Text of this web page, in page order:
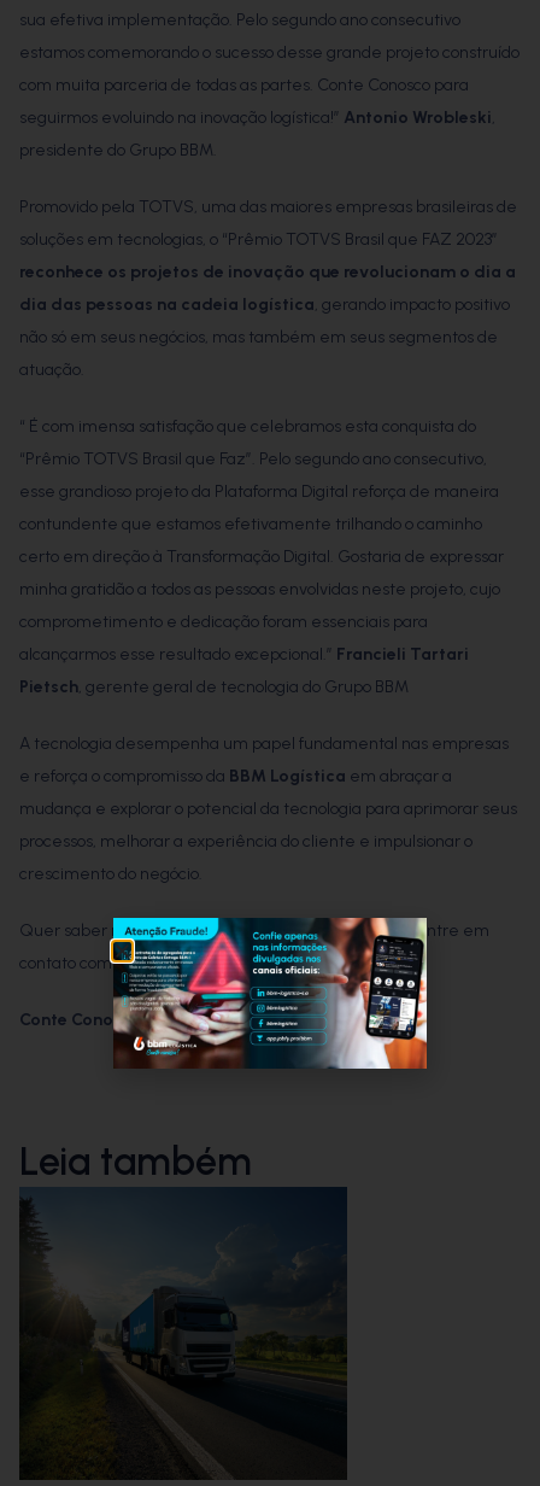
sua efetiva implementação. Pelo segundo ano consecutivo
estamos comemorando o sucesso desse grande projeto construído
com muita parceria de todas as partes. Conte Conosco para
seguirmos evoluindo na inovação logística!” Antonio Wrobleski,
presidente do Grupo BBM.
Promovido pela TOTVS, uma das maiores empresas brasileiras de
soluções em tecnologias, o “Prêmio TOTVS Brasil que FAZ 2023”
reconhece os projetos de inovação que revolucionam o dia a
dia das pessoas na cadeia logística, gerando impacto positivo
não só em seus negócios, mas também em seus segmentos de
atuação.
“ É com imensa satisfação que celebramos esta conquista do
“Prêmio TOTVS Brasil que Faz”. Pelo segundo ano consecutivo,
esse grandioso projeto da Plataforma Digital reforça de maneira
contundente que estamos efetivamente trilhando o caminho
certo em direção à Transformação Digital. Gostaria de expressar
minha gratidão a todos as pessoas envolvidas neste projeto, cujo
comprometimento e dedicação foram essenciais para
alcançarmos esse resultado excepcional.” Francieli Tartari
Pietsch, gerente geral de tecnologia do Grupo BBM
A tecnologia desempenha um papel fundamental nas empresas
e reforça o compromisso da BBM Logística em abraçar a
mudança e explorar o potencial da tecnologia para aprimorar seus
processos, melhorar a experiência do cliente e impulsionar o
crescimento do negócio.
Quer saber mais sobre a Plataforma Digital BBM
? Entre em
contato com o nosso time!
Conte Conosco!
Leia também